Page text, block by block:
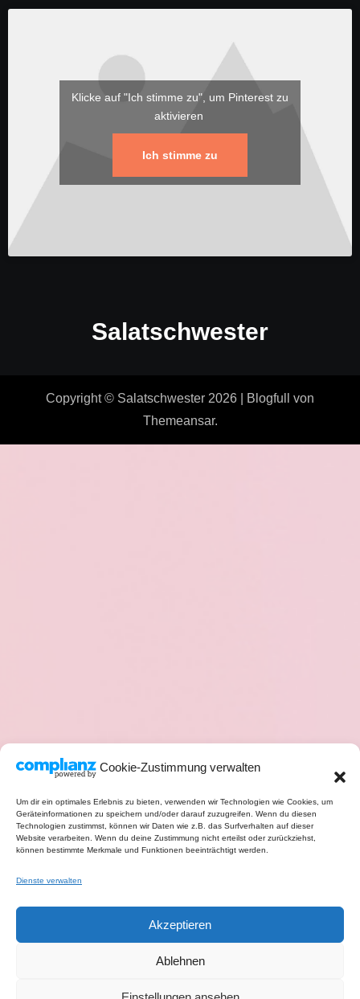
Cookie-Zustimmung verwalten
Um dir ein optimales Erlebnis zu bieten, verwenden wir Technologien wie Cookies, um
Geräteinformationen zu speichern und/oder darauf zuzugreifen. Wenn du diesen
Technologien zustimmst, können wir Daten wie z.B. das Surfverhalten auf dieser
Website verarbeiten. Wenn du deine Zustimmung nicht erteilst oder zurückziehst,
können bestimmte Merkmale und Funktionen beeinträchtigt werden.
Dienste verwalten
Akzeptieren
Ablehnen
Klicke auf "Ich stimme zu", um Pinterest zu
aktivieren
Ich stimme zu
Salatschwester
Copyright © Salatschwester 2026 Blogfull
von
Themeansar.